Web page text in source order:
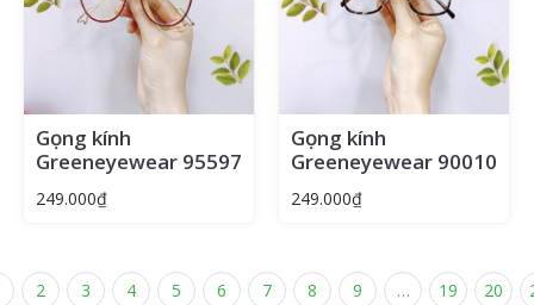
Gọng kính
Greeneyewear 95597
249.000₫
Gọng kính
Greeneyewear 90010
249.000₫
2 3 4 5 6 7 8 9 … 19 20